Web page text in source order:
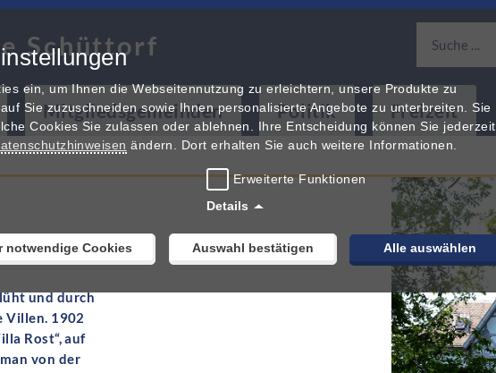
Schüttorf
Mitgliedsgemeinden Politik Freizeit
und durch
Villen. 1902
Rost“, auf
von der
ein, um Ihnen die Webseitennutzung zu erleichtern, unsere Produkte zu
Sie zuzuschneiden sowie Ihnen personalisierte Angebote zu unterbreiten. Sie
Cookies Sie zulassen oder ablehnen. Ihre Entscheidung können Sie jederzeit
ändern. Dort erhalten Sie auch weitere Informationen.
Erweiterte Funktionen
Details
notwendige Cookies Auswahl bestätigen Alle auswählen